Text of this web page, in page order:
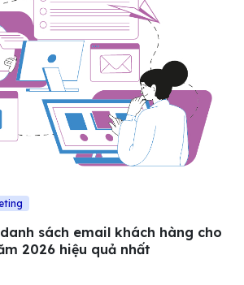
sách email khách hàng cho
2026 hiệu quả nhất